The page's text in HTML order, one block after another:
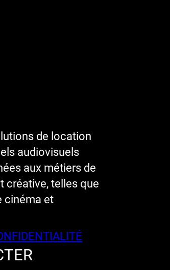
de location
audiovisuels
aux métiers de
créative, telles que
cinéma et